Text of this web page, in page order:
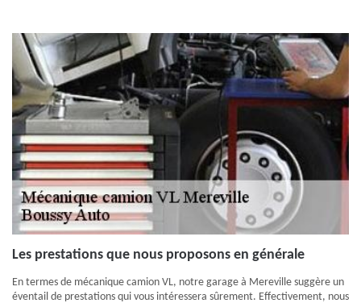
Les prestations que nous proposons en générale
En termes de mécanique camion VL, notre garage à Mereville suggère un
éventail de prestations qui vous intéressera sûrement. Effectivement, nous